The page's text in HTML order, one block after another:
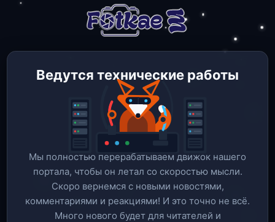
Ведутся технические работы
Мы полностью перерабатываем движок нашего
портала, чтобы он летал со скоростью мысли.
Скоро вернемся c новыми новостями,
комментариями и реакциями! И это точно не всё.
Много нового будет для читателей и